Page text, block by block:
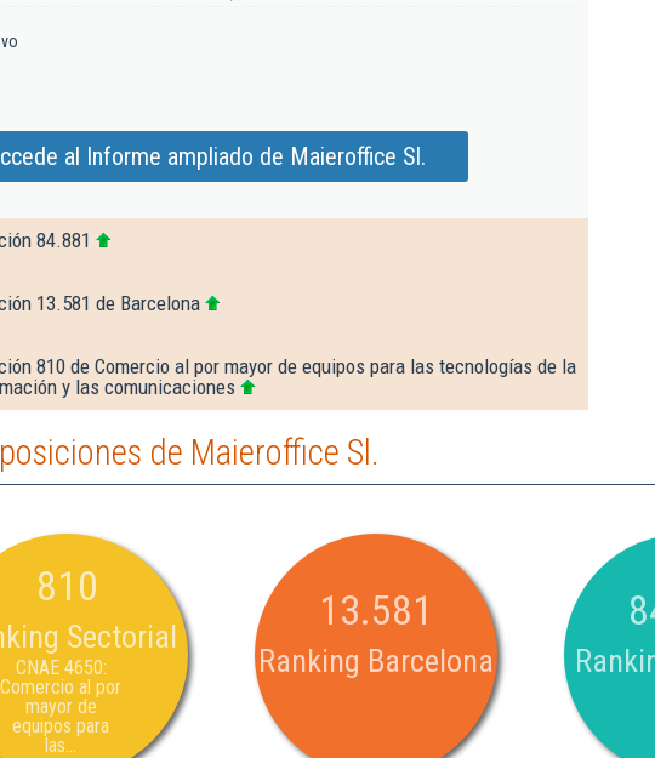
al Informe ampliado de Maieroffice Sl.
84.881
13.581 de Barcelona
810 de Comercio al por mayor de equipos para las tecnologías de la
y las comunicaciones
de Maieroffice Sl.
810
Sectorial
CNAE 4650:
Comercio al por
mayor de
equipos para
las...
13.581
Ranking Barcelona